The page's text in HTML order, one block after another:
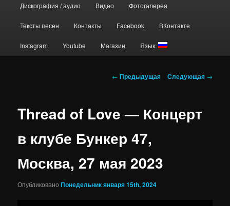
Дискография / аудио Видео Фотогалерея
Тексты песен Контакты Facebook ВКонтакте
Instagram Youtube Магазин Язык:
Навигация по записям
← Предыдущая Следующая →
Thread of Love — Концерт
в клубе Бункер 47,
Москва, 27 мая 2023
ОпубликованоПонедельник января 15th, 2024